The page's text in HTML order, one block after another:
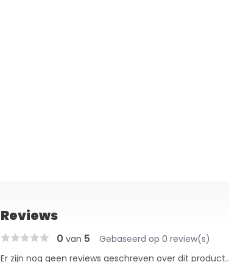
Reviews
0 van 5 Gebaseerd op 0 review(s)
Er zijn nog geen reviews geschreven over dit product..